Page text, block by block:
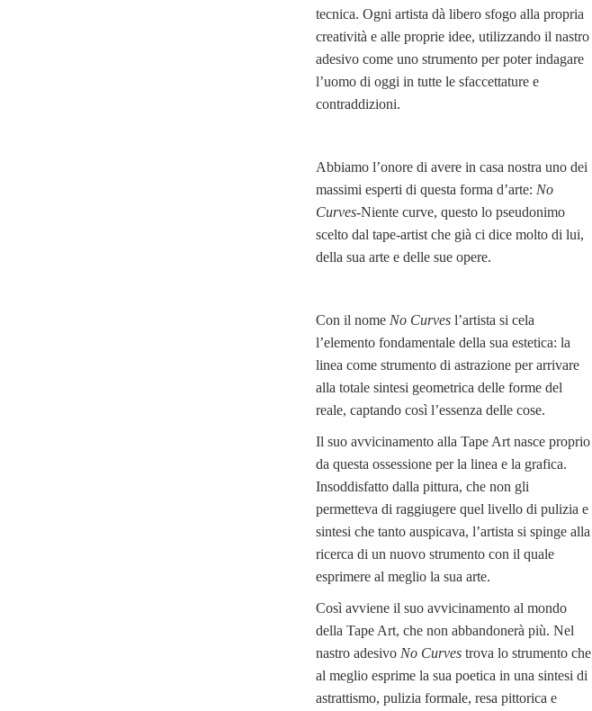
tecnica. Ogni artista dà libero sfogo alla propria
creatività e alle proprie idee, utilizzando il nastro
adesivo come uno strumento per poter indagare
l’uomo di oggi in tutte le sfaccettature e
contraddizioni.
Abbiamo l’onore di avere in casa nostra uno dei
massimi esperti di questa forma d’arte: No
Curves-Niente curve, questo lo pseudonimo
scelto dal tape-artist che già ci dice molto di lui,
della sua arte e delle sue opere.
Con il nome No Curves l’artista si cela
l’elemento fondamentale della sua estetica: la
linea come strumento di astrazione per arrivare
alla totale sintesi geometrica delle forme del
reale, captando così l’essenza delle cose.
Il suo avvicinamento alla Tape Art nasce proprio
da questa ossessione per la linea e la grafica.
Insoddisfatto dalla pittura, che non gli
permetteva di raggiugere quel livello di pulizia e
sintesi che tanto auspicava, l’artista si spinge alla
ricerca di un nuovo strumento con il quale
esprimere al meglio la sua arte.
Così avviene il suo avvicinamento al mondo
della Tape Art, che non abbandonerà più. Nel
nastro adesivo No Curves trova lo strumento che
al meglio esprime la sua poetica in una sintesi di
astrattismo, pulizia formale, resa pittorica e